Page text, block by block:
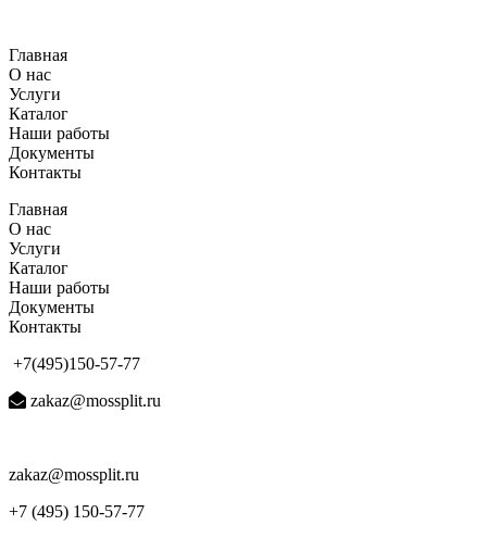
содержимому
Главная
О нас
Услуги
Каталог
Наши работы
Документы
Контакты
Главная
О нас
Услуги
Каталог
Наши работы
Документы
Контакты
+7(495)150-57-77
zakaz@mossplit.ru
zakaz@mossplit.ru
+7 (495) 150-57-77